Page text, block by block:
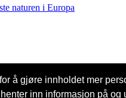
å gjøre innholdet mer
inn informasjon på
naturen i Europa